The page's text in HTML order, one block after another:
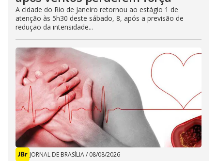
A cidade do Rio de Janeiro retornou ao estágio 1 de
atenção às 5h30 deste sábado, 8, após a previsão de
redução da intensidade...
JORNAL DE BRASÍLIA/ 08/08/2026